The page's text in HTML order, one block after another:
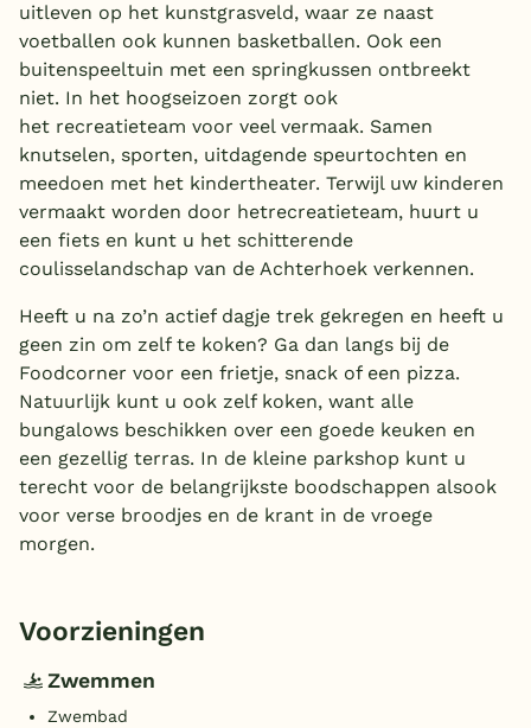
uitleven op het kunstgrasveld, waar ze naast
voetballen ook kunnen basketballen. Ook een
buitenspeeltuin met een springkussen ontbreekt
niet. In het hoogseizoen zorgt ook
het recreatieteam voor veel vermaak. Samen
knutselen, sporten, uitdagende speurtochten en
meedoen met het kindertheater. Terwijl uw kinderen
vermaakt worden door hetrecreatieteam, huurt u
een fiets en kunt u het schitterende
coulisselandschap van de Achterhoek verkennen.
Heeft u na zo’n actief dagje trek gekregen en heeft u
geen zin om zelf te koken? Ga dan langs bij de
Foodcorner voor een frietje, snack of een pizza.
Natuurlijk kunt u ook zelf koken, want alle
bungalows beschikken over een goede keuken en
een gezellig terras. In de kleine parkshop kunt u
terecht voor de belangrijkste boodschappen alsook
voor verse broodjes en de krant in de vroege
morgen.
Voorzieningen
Zwemmen
Zwembad